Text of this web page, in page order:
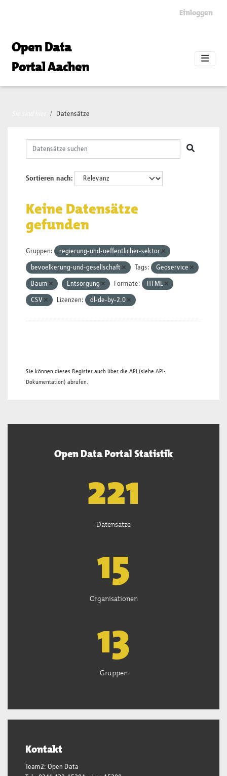
Einloggen
Open Data
Portal Aachen
Datensätze
Sortieren nach
Keine Datensätze
gefunden
Gruppen: regierung-und-oeffentlicher-sektor
bevoelkerung-und-gesellschaft Tags: Geoservice
Baum Entsorgung Formate: HTML
CSV Lizenzen: dl-de-by-2.0
Sie können dieses Register auch über die API (siehe API-
Dokumentation) abrufen.
Open Data Portal Statistik
223
Datensätze
15
Organisationen
13
Gruppen
Kontakt
Team2: Open Data